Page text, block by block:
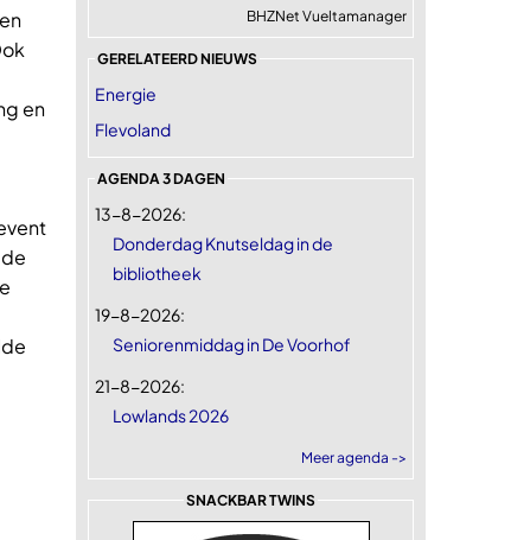
en
BHZNet Vueltamanager
GERELATEERD NIEUWS
Energie
Flevoland
AGENDA 3 DAGEN
13-8-2026:
Donderdag Knutseldag in de
bibliotheek
19-8-2026:
Seniorenmiddag in De Voorhof
21-8-2026:
Lowlands 2026
Meer agenda ->
SNACKBAR TWINS